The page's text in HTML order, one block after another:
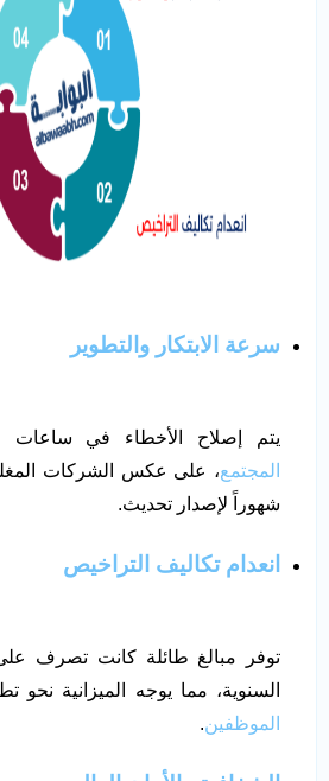
سرعة الابتكار والتطوير
يتم إصلاح الأخطاء في ساعات
المجتمع، على عكس الشركات
شهوراً لإصدار تحديث.
انعدام تكاليف التراخيص
توفر مبالغ طائلة كانت تصرف
السنوية، مما يوجه الميزانية نحو
الموظفين.